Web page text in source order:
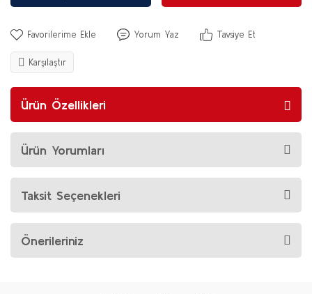
Yorum Yaz Tavsiye Et
Karşılaştır
Ürün Özellikleri
Ürün Yorumları
Taksit Seçenekleri
Önerileriniz